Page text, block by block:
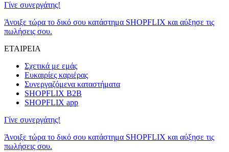
Γίνε συνεργάτης!
Άνοιξε τώρα το δικό σου κατάστημα SHOPFLIX και αύξησε τις
πωλήσεις σου.
ΕΤΑΙΡΕΙΑ
Σχετικά με εμάς
Ευκαιρίες καριέρας
Συνεργαζόμενα καταστήματα
SHOPFLIX B2B
SHOPFLIX app
Γίνε συνεργάτης!
Άνοιξε τώρα το δικό σου κατάστημα SHOPFLIX και αύξησε τις
πωλήσεις σου.